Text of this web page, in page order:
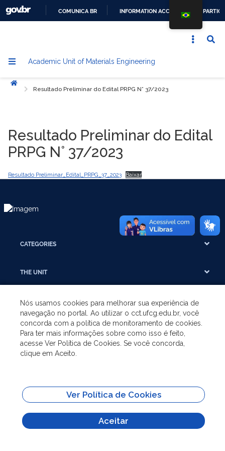
COMUNICA BR INFORMATION ACCESS
Academic Unit of Materials Engineering
Home
Resultado Preliminar do Edital PRPG N° 37/2023
Resultado Preliminar do Edital
PRPG N° 37/2023
Resultado Preliminar_Edital_PRPG_37_2023 Baixar
CATEGORIES
THE UNIT
UNDERGRADUATE
POSTGRADUATE
SHORTCUTS
All content on this site is published under licenseAttribution-NoDerivs 3.0
Unported (CC BY-ND 3.0)
Nós usamos cookies para melhorar sua experiência de
navegação no portal. Ao utilizar o cct.ufcg.edu.br, você
concorda com a política de monitoramento de cookies.
Para ter mais informações sobre como isso é feito,
acesse Ver Política de Cookies. Se você concorda,
clique em Aceito.
Ver Política de Cookies
Aceitar